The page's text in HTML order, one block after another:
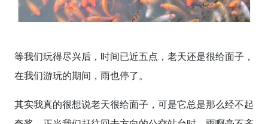
等我们玩得尽兴后，时间已近五点，老天还是很给面子，
在我们游玩的期间，雨也停了。
其实我真的很想说老天很给面子，可是它总是那么经不起